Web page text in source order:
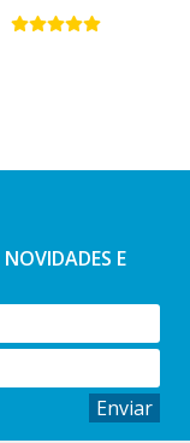
NOVIDADES E
Enviar